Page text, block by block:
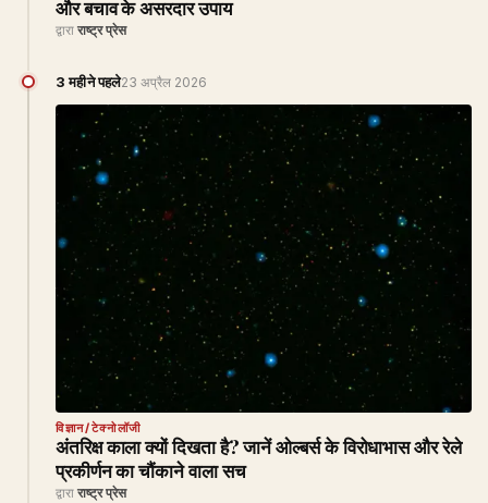
और बचाव के असरदार उपाय
द्वारा राष्ट्र प्रेस
3 महीने पहले23 अप्रैल 2026
विज्ञान/टेक्नोलॉजी
अंतरिक्ष काला क्यों दिखता है? जानें ओल्बर्स के विरोधाभास और रेले
प्रकीर्णन का चौंकाने वाला सच
द्वारा राष्ट्र प्रेस